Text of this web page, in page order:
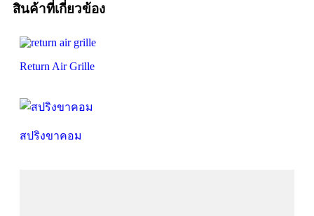
สินค้าที่เกี่ยวข้อง
Return Air Grille
สปริงขาคอม